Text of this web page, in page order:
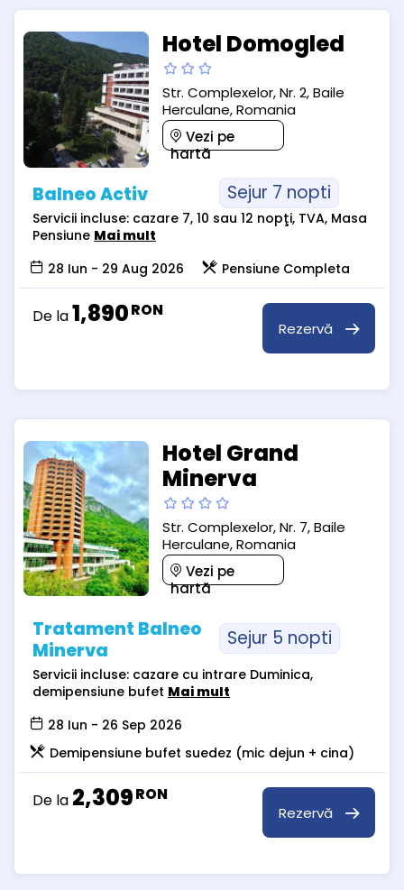
Hotel Domogled
Str. Complexelor, Nr. 2, Baile
Herculane, Romania
Vezi pe
hartă
Balneo Activ Sejur 7 nopti
Servicii incluse: cazare 7, 10 sau 12 nopţi, TVA, Masa
Pensiune Mai mult
28 Iun - 29 Aug 2026
Pensiune Completa
De la1,890RON
Rezervă
Hotel Grand
Minerva
Str. Complexelor, Nr. 7, Baile
Herculane, Romania
Vezi pe
hartă
Tratament Balneo
Minerva
Sejur 5 nopti
Servicii incluse: cazare cu intrare Duminica,
demipensiune bufet Mai mult
28 Iun - 26 Sep 2026
Demipensiune bufet suedez (mic dejun + cina)
De la 2,309RON
Rezervă